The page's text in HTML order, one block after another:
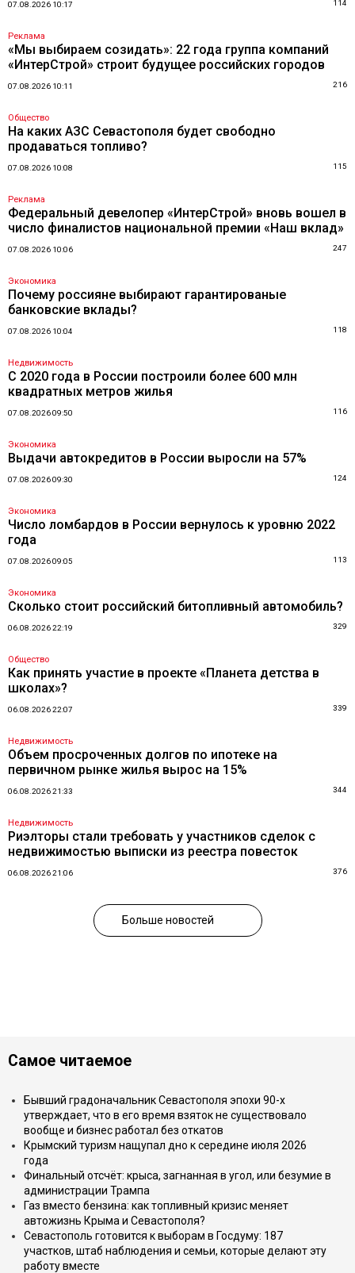
07.08.2026 10:17 114
Реклама
«Мы выбираем созидать»: 22 года группа компаний
«ИнтерСтрой» строит будущее российских городов
07.08.2026 10:11 216
Общество
На каких АЗС Севастополя будет свободно
продаваться топливо?
07.08.2026 10:08 115
Реклама
Федеральный девелопер «ИнтерСтрой» вновь вошел в
число финалистов национальной премии «Наш вклад»
07.08.2026 10:06 247
Экономика
Почему россияне выбирают гарантированые
банковские вклады?
07.08.2026 10:04 118
Недвижимость
С 2020 года в России построили более 600 млн
квадратных метров жилья
07.08.2026 09:50 116
Экономика
Выдачи автокредитов в России выросли на 57%
07.08.2026 09:30 124
Экономика
Число ломбардов в России вернулось к уровню 2022
года
07.08.2026 09:05 113
Экономика
Сколько стоит российский битопливный автомобиль?
06.08.2026 22:19 329
Общество
Как принять участие в проекте «Планета детства в
школах»?
06.08.2026 22:07 339
Недвижимость
Объем просроченных долгов по ипотеке на
первичном рынке жилья вырос на 15%
06.08.2026 21:33 344
Недвижимость
Риэлторы стали требовать у участников сделок с
недвижимостью выписки из реестра повесток
06.08.2026 21:06 376
Больше новостей
Самое читаемое
Бывший градоначальник Севастополя эпохи 90-х
утверждает, что в его время взяток не существовало
вообще и бизнес работал без откатов
Крымский туризм нащупал дно к середине июля 2026
года
Финальный отсчёт: крыса, загнанная в угол, или безумие в
администрации Трампа
Газ вместо бензина: как топливный кризис меняет
автожизнь Крыма и Севастополя?
Севастополь готовится к выборам в Госдуму: 187
участков, штаб наблюдения и семьи, которые делают эту
работу вместе